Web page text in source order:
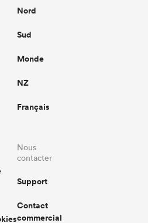
Nord
Sud
Monde
NZ
Français
Nous
contacter
Support
Contact
commercial